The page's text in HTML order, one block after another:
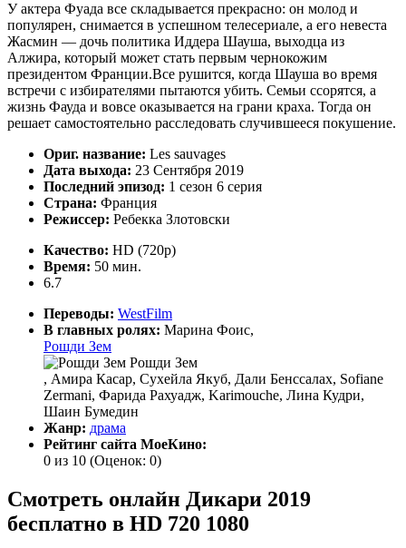
У актера Фуада все складывается прекрасно: он молод и
популярен, снимается в успешном телесериале, а его невеста
Жасмин — дочь политика Иддера Шауша, выходца из
Алжира, который может стать первым чернокожим
президентом Франции.Все рушится, когда Шауша во время
встречи с избирателями пытаются убить. Семьи ссорятся, а
жизнь Фауда и вовсе оказывается на грани краха. Тогда он
решает самостоятельно расследовать случившееся покушение.
Ориг. название: Les sauvages
Дата выхода: 23 Сентября 2019
Последний эпизод: 1 сезон 6 серия
Страна: Франция
Режиссер: Ребекка Злотовски
Качество: HD (720p)
Время: 50 мин.
6.7
Переводы: WestFilm
В главных ролях: Марина Фоис,
Рошди Зем
Рошди Зем
, Амира Касар, Сухейла Якуб, Дали Бенссалах, Sofiane
Zermani, Фарида Рахуадж, Karimouche, Лина Кудри,
Шаин Бумедин
Жанр: драма
Рейтинг сайта МоеКино:
0 из 10 (Оценок: 0)
Смотреть онлайн Дикари 2019
бесплатно в HD 720 1080